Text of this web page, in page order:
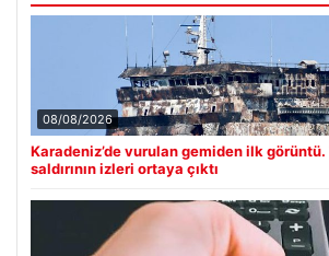
08/08/2026
Karadeniz’de vurulan gemiden ilk görüntü.
saldırının izleri ortaya çıktı